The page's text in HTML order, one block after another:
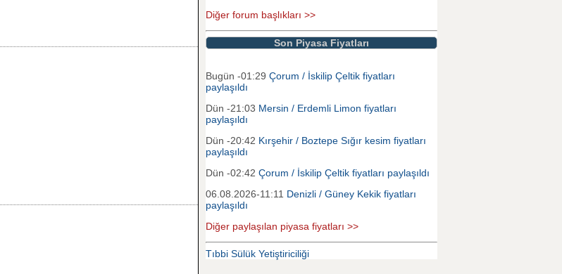
Diğer forum başlıkları >>
Son Piyasa Fiyatları
Bugün -01:29 Çorum / İskilip Çeltik fiyatları
paylaşıldı
Dün -21:03 Mersin / Erdemli Limon fiyatları
paylaşıldı
Dün -20:42 Kırşehir / Boztepe Sığır kesim fiyatları
paylaşıldı
Dün -02:42 Çorum / İskilip Çeltik fiyatları paylaşıldı
06.08.2026-11:11 Denizli / Güney Kekik fiyatları
paylaşıldı
Diğer paylaşılan piyasa fiyatları >>
Tıbbi Sülük Yetiştiriciliği